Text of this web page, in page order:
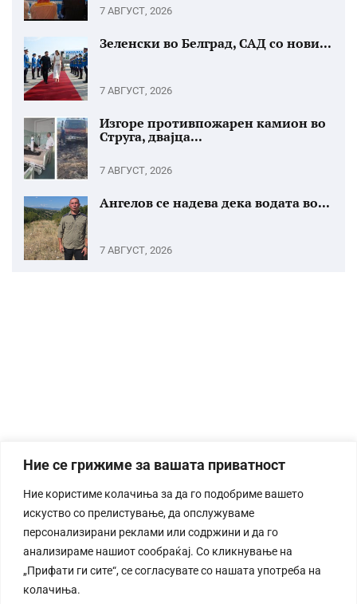
Ние се грижиме за вашата приватност
Ние користиме колачиња за да го подобриме вашето
искуство со прелистување, да опслужуваме
персонализирани реклами или содржини и да го
анализираме нашиот сообраќај. Со кликнување на
„Прифати ги сите“, се согласувате со нашата употреба на
колачиња.
7 АВГУСТ, 2026
Зеленски во Белград, САД со нови...
7 АВГУСТ, 2026
Изгоре противпожарен камион во
Струга, двајца...
7 АВГУСТ, 2026
Ангелов се надева дека водата во...
7 АВГУСТ, 2026